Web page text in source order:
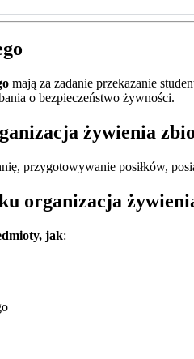
mają za zadanie przekazanie
o bezpieczeństwo żywności.
żywienia
przygotowywanie posiłków,
organizacja
jak: